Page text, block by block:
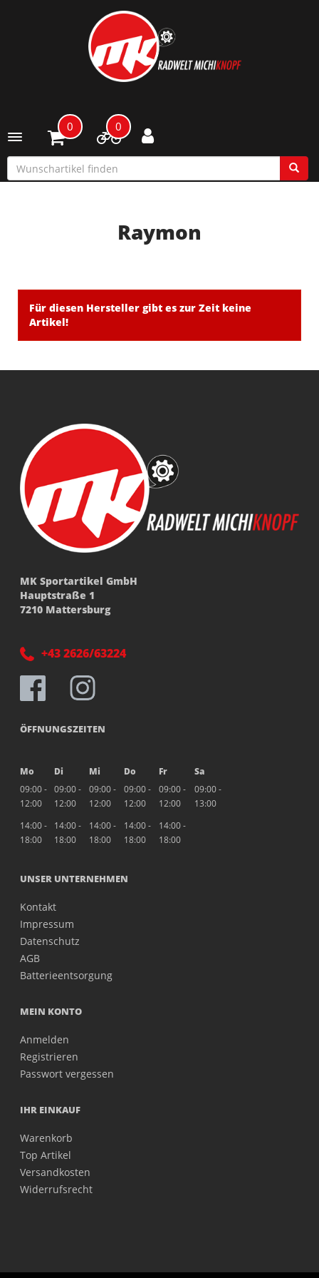
Toggle navigation
0 0
Raymon
Für diesen Hersteller gibt es zur Zeit keine
Artikel!
MK Sportartikel GmbH
Hauptstraße 1
7210 Mattersburg
+43 2626/63224
ÖFFNUNGSZEITEN
Mo Di Mi Do Fr
Sa
09:00 -
12:00
09:00 -
12:00
09:00 -
12:00
09:00 -
12:00
09:00 -
12:00
09:00 -
13:00
14:00 -
18:00
14:00 -
18:00
14:00 -
18:00
14:00 -
18:00
14:00 -
18:00
UNSER UNTERNEHMEN
Kontakt
Impressum
Datenschutz
AGB
Batterieentsorgung
MEIN KONTO
Anmelden
Registrieren
Passwort vergessen
IHR EINKAUF
Warenkorb
Top Artikel
Versandkosten
Widerrufsrecht